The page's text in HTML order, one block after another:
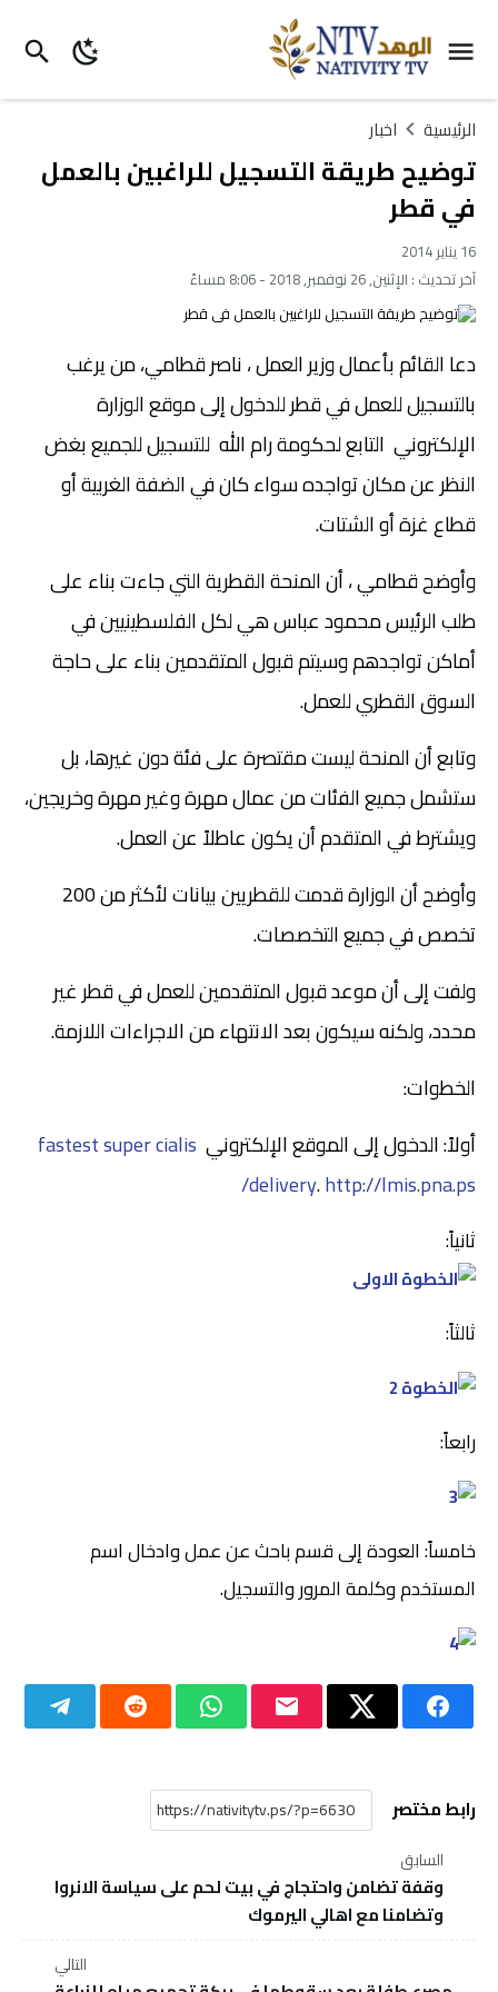
الرئيسية اخبار
توضيح طريقة التسجيل للراغبين بالعمل
في قطر
16 يناير 2014
آخر تحديث : الإثنين, 26 نوفمبر, 2018 - 8:06 مساءً
دعا القائم بأعمال وزير العمل ، ناصر قطامي، من يرغب
بالتسجيل للعمل في قطر للدخول إلى موقع الوزارة
الإلكتروني التابع لحكومة رام الله للتسجيل للجميع بغض
النظر عن مكان تواجده سواء كان في الضفة الغربية أو
قطاع غزة أو الشتات.
وأوضح قطامي ، أن المنحة القطرية التي جاءت بناء على
طلب الرئيس محمود عباس هي لكل الفلسطينيين في
أماكن تواجدهم وسيتم قبول المتقدمين بناء على حاجة
السوق القطري للعمل.
وتابع أن المنحة ليست مقتصرة على فئة دون غيرها، بل
ستشمل جميع الفئات من عمال مهرة وغير مهرة وخريجين،
ويشترط في المتقدم أن يكون عاطلاً عن العمل.
وأوضح أن الوزارة قدمت للقطريين بيانات لأكثر من 200
تخصص في جميع التخصصات.
ولفت إلى أن موعد قبول المتقدمين للعمل في قطر غير
محدد، ولكنه سيكون بعد الانتهاء من الاجراءات اللازمة.
الخطوات:
أولاً: الدخول إلى الموقع الإلكتروني fastest super cialis
delivery.http://lmis.pna.ps/
ثانياً:
ثالثاً:
رابعاً:
خامساً: العودة إلى قسم باحث عن عمل وادخال اسم
المستخدم وكلمة المرور والتسجيل.
رابط مختصر
السابق
وقفة تضامن واحتجاج في بيت لحم على سياسة الانروا
وتضامنا مع اهالي اليرموك
التالي